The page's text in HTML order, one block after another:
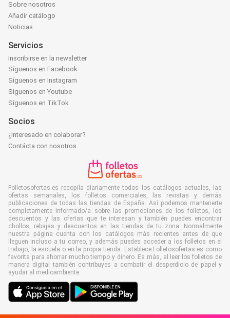
Sobre nosotros
Añadir catálogo
Noticias
Servicios
Inscribirse en la newsletter
Síguenos en Facebook
Síguenos en Instagram
Síguenos en Youtube
Síguenos en TikTok
Socios
¿Interesado en colaborar?
Contácta con nosotros
Folletosofertas.es recopila diariamente todos los catálogos actuales, las
ofertas semanales, los folletos comerciales, las revistas y demás
publicaciones de todas las tiendas de España. Así podemos mantenerte
completamente informado/a sobre las promociones de los folletos, los
descuentos y las ofertas que te interesan y también puedes encontrar
chollos, rebajas y descuentos en las tiendas de tu zona. Normalmente
nuestra página cuenta con los catálogos más recientes antes de que
lleguen incluso a tu correo, y además puedes acceder a los folletos en el
trabajo, la escuela o en la propia tienda. Establece Folletosofertas.es como
favorita para ahorrar mucho tiempo y dinero. Es más, al leer los folletos de
manera digital también contribuyes a combatir el desperdicio de papel y
ayudar al medioambiente.